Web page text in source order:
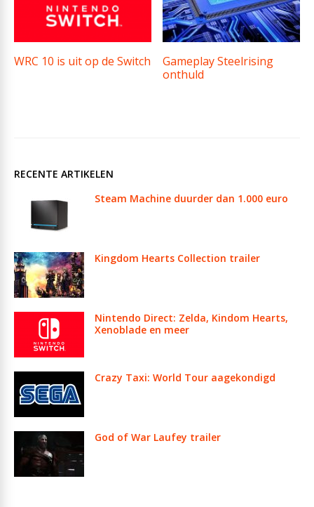
WRC 10 is uit op de Switch
Gameplay Steelrising
onthuld
RECENTE ARTIKELEN
Steam Machine duurder dan 1.000 euro
Kingdom Hearts Collection trailer
Nintendo Direct: Zelda, Kindom Hearts,
Xenoblade en meer
Crazy Taxi: World Tour aagekondigd
God of War Laufey trailer